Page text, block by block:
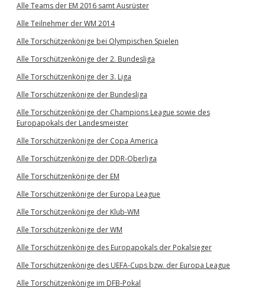
Alle Teams der EM 2016 samt Ausrüster
Alle Teilnehmer der WM 2014
Alle Torschützenkönige bei Olympischen Spielen
Alle Torschützenkönige der 2. Bundesliga
Alle Torschützenkönige der 3. Liga
Alle Torschützenkönige der Bundesliga
Alle Torschützenkönige der Champions League sowie des
Europapokals der Landesmeister
Alle Torschützenkönige der Copa America
Alle Torschützenkönige der DDR-Oberliga
Alle Torschützenkönige der EM
Alle Torschützenkönige der Europa League
Alle Torschützenkönige der Klub-WM
Alle Torschützenkönige der WM
Alle Torschützenkönige des Europapokals der Pokalsieger
Alle Torschützenkönige des UEFA-Cups bzw. der Europa League
Alle Torschützenkönige im DFB-Pokal